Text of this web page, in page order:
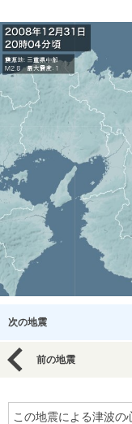
次の地震
前の地震
この地震による津波の